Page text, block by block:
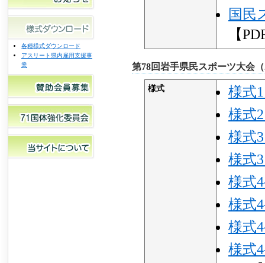
各種様式ダウンロード
アスリート県内雇用支援事
業
国民
【
第78回岩手県民スポーツ大会（
様式
様式
様式
様式
様式
様式
様式
様式
様式